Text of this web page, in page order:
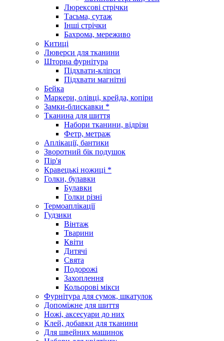
Люрексові стрічки
Тасьма, сутаж
Інші стрічки
Бахрома, мереживо
Китиці
Люверси для тканини
Шторна фурнітура
Підхвати-кліпси
Підхвати магнітні
Бейка
Маркери, олівці, крейда, копіри
Замки-блискавки *
Тканина для шиття
Набори тканини, відрізи
Фетр, метраж
Аплікації, бантики
Зворотний бік подушок
Пір'я
Кравецькі ножиці *
Голки, булавки
Булавки
Голки різні
Термоаплікації
Гудзики
Вінтаж
Тварини
Квіти
Дитячі
Свята
Подорожі
Захоплення
Кольорові мікси
Фурнітура для сумок, шкатулок
Допоміжне для шиття
Ножі, аксесуари до них
Клей, добавки для тканини
Для швейних машинок